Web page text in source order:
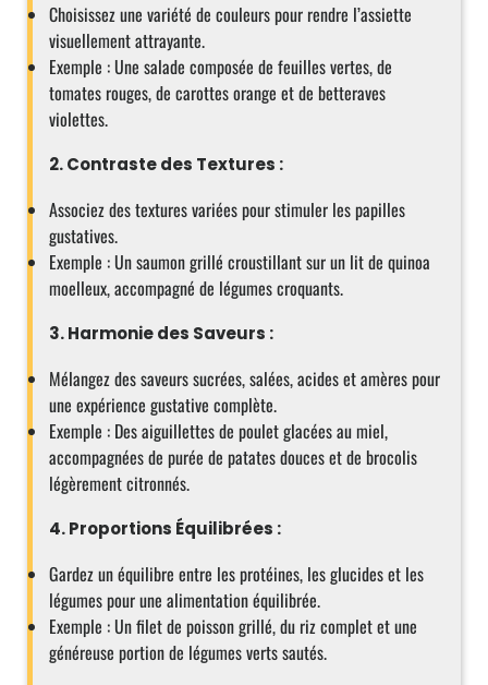
Choisissez une variété de couleurs pour rendre l’assiette
visuellement attrayante.
Exemple : Une salade composée de feuilles vertes, de
tomates rouges, de carottes orange et de betteraves
violettes.
2. Contraste des Textures :
Associez des textures variées pour stimuler les papilles
gustatives.
Exemple : Un saumon grillé croustillant sur un lit de quinoa
moelleux, accompagné de légumes croquants.
3. Harmonie des Saveurs :
Mélangez des saveurs sucrées, salées, acides et amères pour
une expérience gustative complète.
Exemple : Des aiguillettes de poulet glacées au miel,
accompagnées de purée de patates douces et de brocolis
légèrement citronnés.
4. Proportions Équilibrées :
Gardez un équilibre entre les protéines, les glucides et les
légumes pour une alimentation équilibrée.
Exemple : Un filet de poisson grillé, du riz complet et une
généreuse portion de légumes verts sautés.